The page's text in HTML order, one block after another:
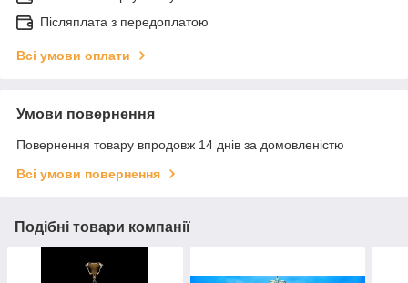
Післяплата з передоплатою
Всі умови оплати
Умови повернення
Повернення товару впродовж 14 днів за домовленістю
Всі умови повернення
Подібні товари компанії